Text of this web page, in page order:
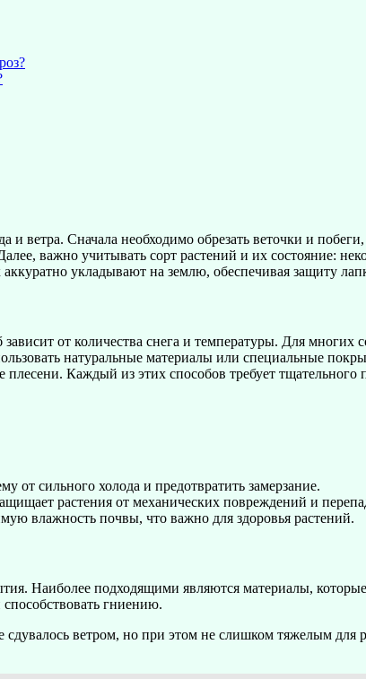
Сначала необходимо обрезать веточки и побеги,
важно учитывать сорт растений и их состояние:
укладывают на землю, обеспечивая защиту
от количества снега и температуры. Для многих
натуральные материалы или специальные
Каждый из этих способов требует
от сильного холода и предотвратить замерзание.
растения от механических повреждений и
влажность почвы, что важно для здоровья растений.
Наиболее подходящими являются материалы,
гниению.
ветром, но при этом не слишком тяжелым для